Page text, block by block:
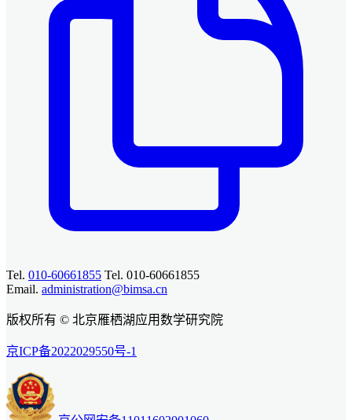
Tel. 010-60661855 Tel. 010-60661855
Email. administration@bimsa.cn
版权所有 © 北京雁栖湖应用数学研究院
京ICP备2022029550号-1